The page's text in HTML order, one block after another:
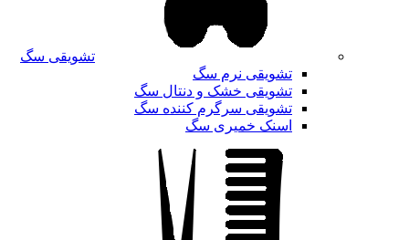
تشویقی سگ
تشویقی نرم سگ
تشویقی خشک و دنتال سگ
تشویقی سرگرم کننده سگ
اسنک خمیری سگ